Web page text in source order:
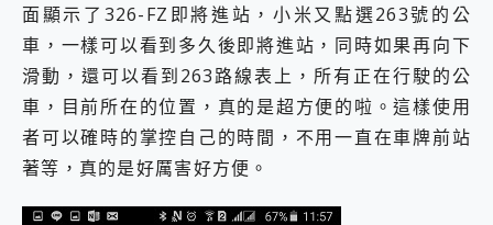
面顯示了326-FZ即將進站，小米又點選263號的公
車，一樣可以看到多久後即將進站，同時如果再向下
滑動，還可以看到263路線表上，所有正在行駛的公
車，目前所在的位置，真的是超方便的啦。這樣使用
者可以確時的掌控自己的時間，不用一直在車牌前站
著等，真的是好厲害好方便。